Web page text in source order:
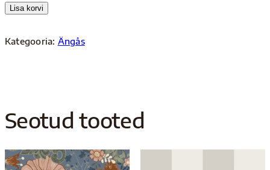
kogus
Lisa korvi
Kategooria: Ängås
Seotud tooted